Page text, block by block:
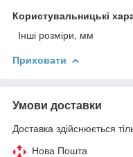
Користувальницькі
Інші розміри, мм
Приховати
Умови доставки
Доставка здійснюється
Нова Пошта